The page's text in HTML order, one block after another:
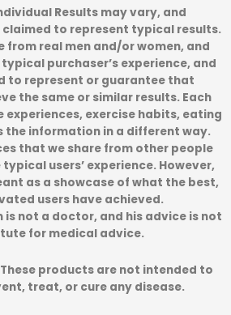
Results may vary, and
to represent typical results.
from real men and/or women, and
purchaser’s experience, and
to represent or guarantee that
the same or similar results. Each
experiences, exercise habits, eating
the information in a different way.
that we share from other people
users’ experience. However,
as a showcase of what the best,
users have achieved.
is not a doctor, and his advice is not
for medical advice.
These products are not intended to
treat, or cure any disease.